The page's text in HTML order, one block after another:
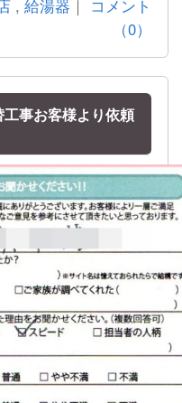
, 給湯器 ｜ コメント
（0）
工事お客様より依頼